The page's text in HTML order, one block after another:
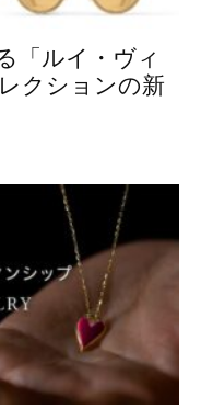
「ルイ・ヴィ
クションの新